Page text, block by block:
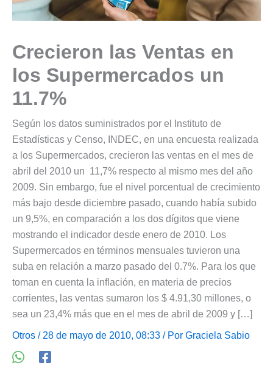
Crecieron las Ventas en
los Supermercados un
11.7%
Según los datos suministrados por el Instituto de
Estadísticas y Censo, INDEC, en una encuesta realizada
a los Supermercados, crecieron las ventas en el mes de
abril del 2010 un 11,7% respecto al mismo mes del año
2009. Sin embargo, fue el nivel porcentual de crecimiento
más bajo desde diciembre pasado, cuando había subido
un 9,5%, en comparación a los dos dígitos que viene
mostrando el indicador desde enero de 2010. Los
Supermercados en términos mensuales tuvieron una
suba en relación a marzo pasado del 0.7%. Para los que
toman en cuenta la inflación, en materia de precios
corrientes, las ventas sumaron los $ 4.91,30 millones, o
sea un 23,4% más que en el mes de abril de 2009 y […]
Otros / 28 de mayo de 2010, 08:33 / Por Graciela Sabio